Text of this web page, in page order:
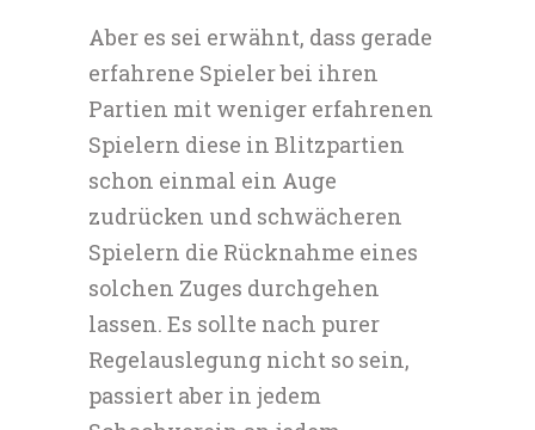
Aber es sei erwähnt, dass gerade
erfahrene Spieler bei ihren
Partien mit weniger erfahrenen
Spielern diese in Blitzpartien
schon einmal ein Auge
zudrücken und schwächeren
Spielern die Rücknahme eines
solchen Zuges durchgehen
lassen. Es sollte nach purer
Regelauslegung nicht so sein,
passiert aber in jedem